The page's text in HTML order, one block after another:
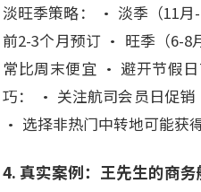
淡旺季策略： • 淡季（11月
前2-3个月预订 • 旺季（6-8
常比周末便宜 • 避开节假
巧： • 关注航司会员日促
• 选择非热门中转地可能获
4. 真实案例：王先生的商